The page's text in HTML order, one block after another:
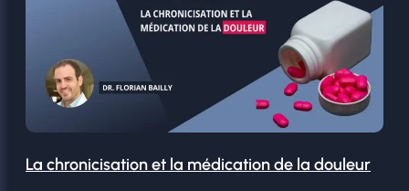
La chronicisation et la médication de la douleur